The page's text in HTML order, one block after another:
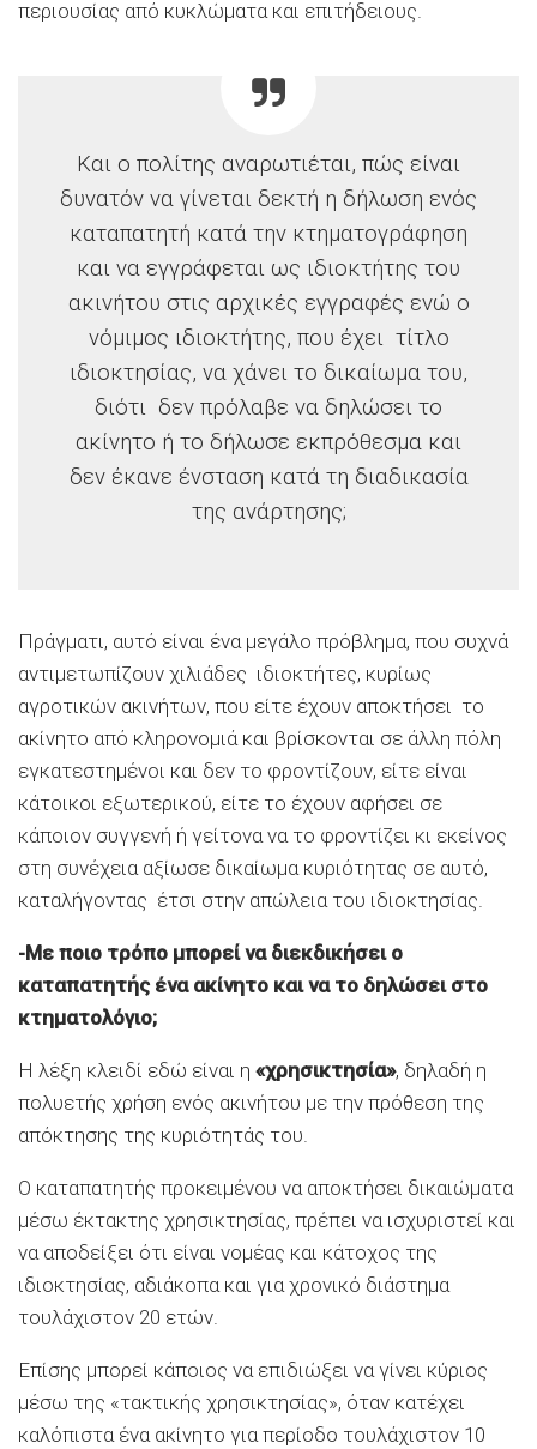
περιουσίας από κυκλώματα και επιτήδειους.
Και ο πολίτης αναρωτιέται, πώς είναι
δυνατόν να γίνεται δεκτή η δήλωση ενός
καταπατητή κατά την κτηματογράφηση
και να εγγράφεται ως ιδιοκτήτης του
ακινήτου στις αρχικές εγγραφές ενώ ο
νόμιμος ιδιοκτήτης, που έχει τίτλο
ιδιοκτησίας, να χάνει το δικαίωμα του,
διότι δεν πρόλαβε να δηλώσει το
ακίνητο ή το δήλωσε εκπρόθεσμα και
δεν έκανε ένσταση κατά τη διαδικασία
της ανάρτησης;
Πράγματι, αυτό είναι ένα μεγάλο πρόβλημα, που συχνά
αντιμετωπίζουν χιλιάδες ιδιοκτήτες, κυρίως
αγροτικών ακινήτων, που είτε έχουν αποκτήσει το
ακίνητο από κληρονομιά και βρίσκονται σε άλλη πόλη
εγκατεστημένοι και δεν το φροντίζουν, είτε είναι
κάτοικοι εξωτερικού, είτε το έχουν αφήσει σε
κάποιον συγγενή ή γείτονα να το φροντίζει κι εκείνος
στη συνέχεια αξίωσε δικαίωμα κυριότητας σε αυτό,
καταλήγοντας έτσι στην απώλεια του ιδιοκτησίας.
-Με ποιο τρόπο μπορεί να διεκδικήσει ο
καταπατητής ένα ακίνητο και να το δηλώσει στο
κτηματολόγιο;
Η λέξη κλειδί εδώ είναι η «χρησικτησία», δηλαδή η
πολυετής χρήση ενός ακινήτου με την πρόθεση της
απόκτησης της κυριότητάς του.
Ο καταπατητής προκειμένου να αποκτήσει δικαιώματα
μέσω έκτακτης χρησικτησίας, πρέπει να ισχυριστεί και
να αποδείξει ότι είναι νομέας και κάτοχος της
ιδιοκτησίας, αδιάκοπα και για χρονικό διάστημα
τουλάχιστον 20 ετών.
Επίσης μπορεί κάποιος να επιδιώξει να γίνει κύριος
μέσω της «τακτικής χρησικτησίας», όταν κατέχει
καλόπιστα ένα ακίνητο για περίοδο τουλάχιστον 10